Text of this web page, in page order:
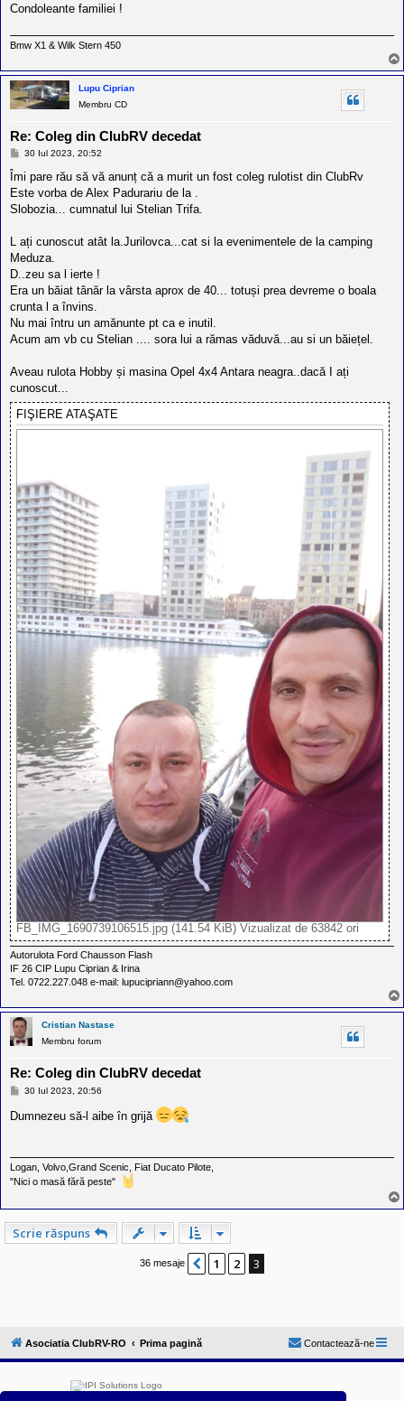
j
Condoleante familiei !
Bmw X1 & Wilk Stern 450
Lupu Ciprian
Membru CD
Re: Coleg din ClubRV decedat
M
s
j
30 Iul 2023, 20:52
Îmi pare rău să vă anunț că a murit un fost coleg rulotist din ClubRv
Este vorba de Alex Padurariu de la .
Slobozia... cumnatul lui Stelian Trifa.
L ați cunoscut atât la.Jurilovca...cat si la evenimentele de la camping
Meduza.
D..zeu sa l ierte !
Era un băiat tânăr la vârsta aprox de 40... totuși prea devreme o boala
crunta l a învins.
Nu mai întru un amănunte pt ca e inutil.
Acum am vb cu Stelian .... sora lui a rămas văduvă...au si un băiețel.
Aveau rulota Hobby și masina Opel 4x4 Antara neagra..dacă I ați
cunoscut...
FIŞIERE ATAŞATE
FB_IMG_1690739106515.jpg (141.54 KiB) Vizualizat de 63842 ori
Autorulota Ford Chausson Flash
IF 26 CIP Lupu Ciprian & Irina
Tel. 0722.227.048 e-mail: lupucipriann@yahoo.com
Cristian Nastase
Membru forum
Re: Coleg din ClubRV decedat
M
a
30 Iul 2023, 20:56
Dumnezeu să-l aibe în grijă
Logan, Volvo,Grand Scenic, Fiat Ducato Pilote,
"Nici o masă fără peste"
Scrie răspuns
36 mesaje Anterior
1 2 3
Asociatia ClubRV-RO Prima pagină Contactează-ne